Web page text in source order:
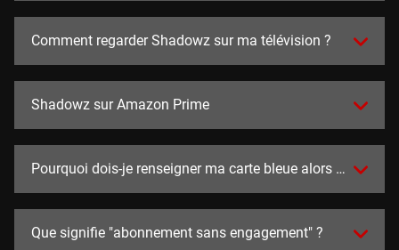
Comment regarder Shadowz sur ma télévision ?
Shadowz sur Amazon Prime
Pourquoi dois-je renseigner ma carte bleue alors que
Que signifie "abonnement sans engagement" ?